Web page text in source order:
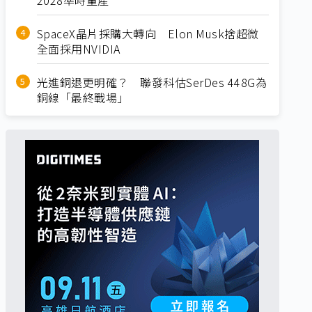
SpaceX晶片採購大轉向 Elon Musk捨超微
全面採用NVIDIA
光進銅退更明確？ 聯發科估SerDes 448G為
銅線「最終戰場」